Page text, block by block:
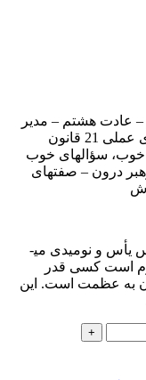
عادت هشتم – مدیر
یک دقیقه­ای جدید – نگرش اثرگذار – راهنمای عملی 21 قانون
360 درجه رهبران خوب، سؤال­های خوب
درون – صفتهای
درباره كتاب : شمار کثیری از مردم احساس یأس و نومیدی می­
است کسی قدر
به عظمت است. این